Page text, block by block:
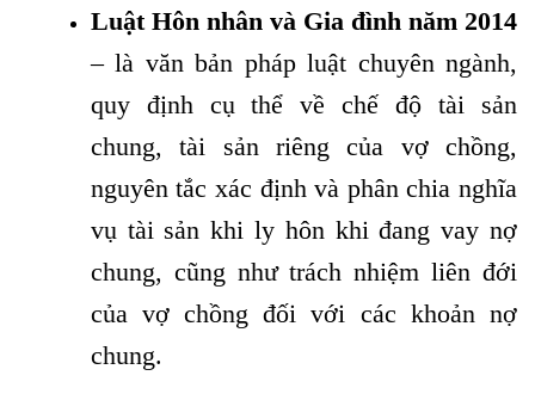
Luật Hôn nhân và Gia đình năm 2014
– là văn bản pháp luật chuyên ngành,
quy định cụ thể về chế độ tài sản
chung, tài sản riêng của vợ chồng,
nguyên tắc xác định và phân chia nghĩa
vụ tài sản khi ly hôn khi đang vay nợ
chung, cũng như trách nhiệm liên đới
của vợ chồng đối với các khoản nợ
chung.